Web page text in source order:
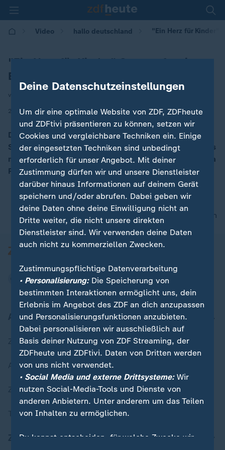
Video hallo deutschland "Ein Herz für
"Ein Herz für Kinder"-Sommerfest in
Berlin
von Caroline Hermann
27.06.2025 | 16:58 |
Die Hilfsorganisation "Ein Herz für Kinder" feiert
Sommerfest. Auch dieses Jahr feiern zahlreiche Promis
mit: Unter anderem waren Sophia Thomalla und Verona
Pooth mit dabei.
nach oben
Aktuell bei ZDFheute
Zuletzt veröffentlicht
Aktuelle Sendungs-Videos
ZDFheute Stories
Themen im Überblick
ZDFheute Update
Deine Datenschutzeinstellungen
Um dir eine optimale Website von ZDF, ZDFheute
und ZDFtivi präsentieren zu können, setzen wir
Cookies und vergleichbare Techniken ein. Einige
der eingesetzten Techniken sind unbedingt
erforderlich für unser Angebot. Mit deiner
Zustimmung dürfen wir und unsere Dienstleister
darüber hinaus Informationen auf deinem Gerät
speichern und/oder abrufen. Dabei geben wir
deine Daten ohne deine Einwilligung nicht an
Dritte weiter, die nicht unsere direkten
Dienstleister sind. Wir verwenden deine Daten
auch nicht zu kommerziellen Zwecken.
Zustimmungspflichtige Datenverarbeitung
• Personalisierung:Die Speicherung von
bestimmten Interaktionen ermöglicht uns, dein
Erlebnis im Angebot des ZDF an dich anzupassen
und Personalisierungsfunktionen anzubieten.
Dabei personalisieren wir ausschließlich auf
Basis deiner Nutzung von ZDF Streaming, der
ZDFheute und ZDFtivi. Daten von Dritten werden
von uns nicht verwendet.
• Social Media und externe Drittsysteme:Wir
nutzen Social-Media-Tools und Dienste von
anderen Anbietern. Unter anderem um das Teilen
von Inhalten zu ermöglichen.
Du kannst entscheiden, für welche Zwecke wir